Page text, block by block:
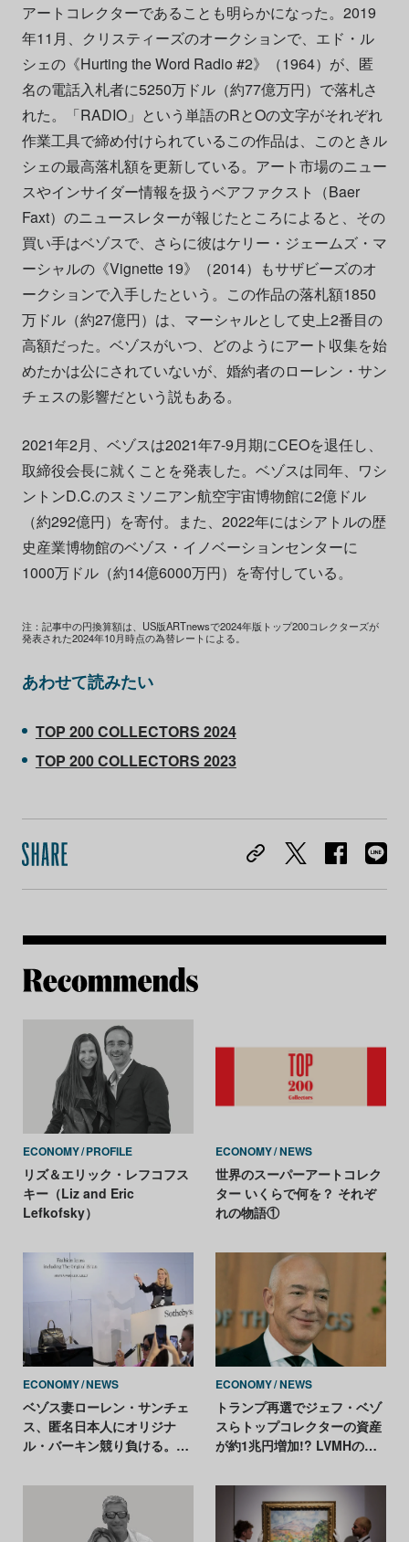
アートコレクターであることも明らかになった。2019
年11月、クリスティーズのオークションで、エド・ル
シェの《Hurting the Word Radio #2》（1964）が、匿
名の電話入札者に5250万ドル（約77億万円）で落札さ
れた。「RADIO」という単語のRとOの文字がそれぞれ
作業工具で締め付けられているこの作品は、このときル
シェの最高落札額を更新している。アート市場のニュー
スやインサイダー情報を扱うベアファクスト（Baer
Faxt）のニュースレターが報じたところによると、その
買い手はベゾスで、さらに彼はケリー・ジェームズ・マ
ーシャルの《Vignette 19》（2014）もサザビーズのオ
ークションで入手したという。この作品の落札額1850
万ドル（約27億円）は、マーシャルとして史上2番目の
高額だった。ベゾスがいつ、どのようにアート収集を始
めたかは公にされていないが、婚約者のローレン・サン
チェスの影響だという説もある。
2021年2月、ベゾスは2021年7-9月期にCEOを退任し、
取締役会長に就くことを発表した。ベゾスは同年、ワシ
ントンD.C.のスミソニアン航空宇宙博物館に2億ドル
（約292億円）を寄付。また、2022年にはシアトルの歴
史産業博物館のベゾス・イノベーションセンターに
1000万ドル（約14億6000万円）を寄付している。
注：記事中の円換算額は、US版ARTnewsで2024年版トップ200コレクターズが
発表された2024年10月時点の為替レートによる。
あわせて読みたい
TOP 200 COLLECTORS 2024
TOP 200 COLLECTORS 2023
ECONOMY PROFILE
リズ＆エリック・レフコフス
キー（Liz and Eric
Lefkofsky）
ECONOMY NEWS
世界のスーパーアートコレク
ター いくらで何を？ それぞ
れの物語①
ECONOMY NEWS
ベゾス妻ローレン・サンチェ
ス、匿名日本人にオリジナ
ル・バーキン競り負ける。落
ECONOMY NEWS
トランプ再選でジェフ・ベゾ
スらトップコレクターの資産
が約1兆円増加!? LVMHのア